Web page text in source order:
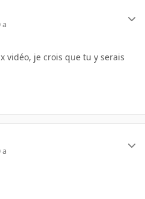
a
vidéo, je crois que tu y serais
a